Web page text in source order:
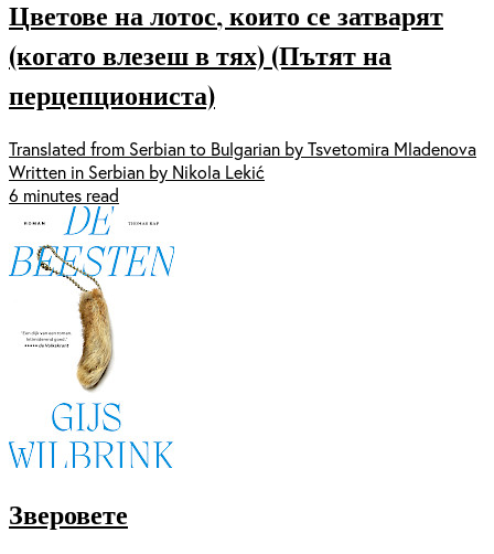
Цветове на лотос, които се затварят
(когато влезеш в тях) (Пътят на
перцепциониста)
Translated from Serbian to Bulgarian by Tsvetomira Mladenova
Written in Serbian by Nikola Lekić
6 minutes read
Зверовете